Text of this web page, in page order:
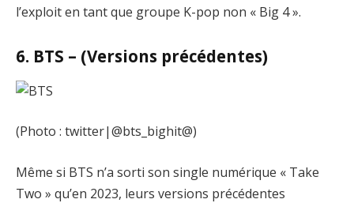
l’exploit en tant que groupe K-pop non « Big 4 ».
6. BTS – (Versions précédentes)
(Photo : twitter|@bts_bighit@)
Même si BTS n’a sorti son single numérique « Take
Two » qu’en 2023, leurs versions précédentes